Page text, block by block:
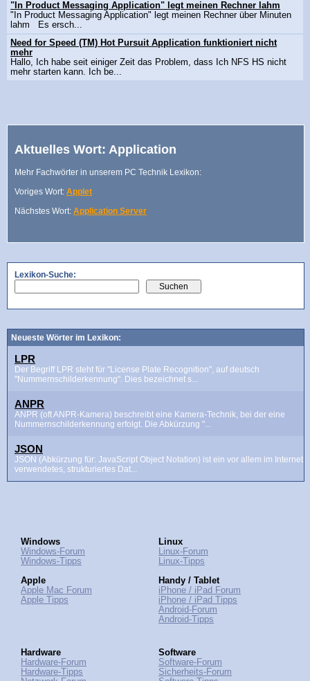
"In Product Messaging Application" legt meinen Rechner lahm
"In Product Messaging Application" legt meinen Rechner über Minuten
lahm Es ersch...
Need for Speed (TM) Hot Pursuit Application funktioniert nicht
mehr
Hallo, Ich habe seit einiger Zeit das Problem, dass Ich NFS HS nicht
mehr starten kann. Ich be...
Aktuelles Wort: Application
Mehr Fachwörter in unserem PC Technik Lexikon:
Voriges Wort: Applet
Nächstes Wort: Application Server
Lexikon-Suche:
Neueste Wörter im Lexikon:
LPR
Der Begriff LPR steht für "License Plate Recognition", auf deutsch
"Nummernschilderkennung". Dies bezeichnet s...
ANPR
ANPR (oft ANPR-Kamera) beschreibt eine Kamera-Technik, bei der eine
Nummernschilderkennung erfolgt. Die Abkürzung "...
JSON
JSON (Abkürzung für: JavaScript Object Notation) ist ein vor allem im Internet
verwendetes, strukturiertes Dat...
Windows
Windows-Forum
Windows-Tipps
Apple
Apple Mac Forum
Apple Tipps
Linux
Linux-Forum
Linux-Tipps
Handy / Tablet
iPhone / iPad Forum
iPhone / iPad Tipps
Android-Forum
Android-Tipps
Hardware
Hardware-Forum
Hardware-Tipps
Software
Software-Forum
Sicherheits-Forum